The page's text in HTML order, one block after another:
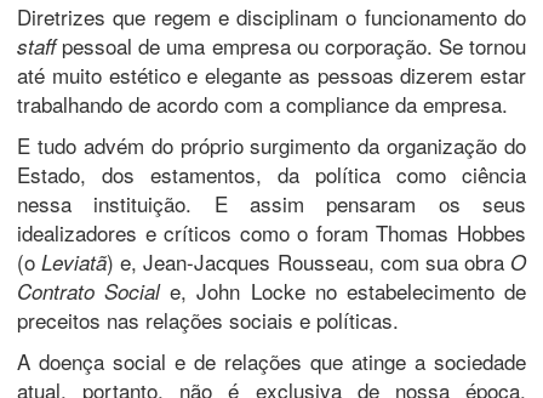
Diretrizes que regem e disciplinam o funcionamento do
staffpessoal de uma empresa ou corporação. Se tornou
até muito estético e elegante as pessoas dizerem estar
trabalhando de acordo com a compliance da empresa.
E tudo advém do próprio surgimento da organização do
Estado, dos estamentos, da política como ciência
nessa instituição. E assim pensaram os seus
idealizadores e críticos como o foram Thomas Hobbes
(oLeviatã) e, Jean-Jacques Rousseau, com sua obra O
Contrato Sociale, John Locke no estabelecimento de
preceitos nas relações sociais e políticas.
A doença social e de relações que atinge a sociedade
atual, portanto, não é exclusiva de nossa época.